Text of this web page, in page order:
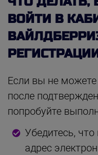
ВОЙТИ В
Если вы не
после
попробуйте
Убедитесь,
адрес